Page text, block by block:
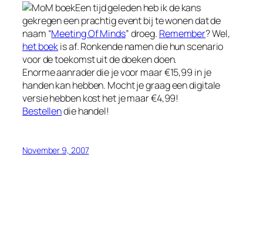
Een tijd geleden heb ik de kans
gekregen een prachtig event bij te wonen dat de
naam “Meeting Of Minds” droeg. Remember? Wel,
het boekis af. Ronkende namen die hun scenario
voor de toekomst uit de doeken doen.
Enorme aanrader die je voor maar €15,99 in je
handen kan hebben. Mocht je graag een digitale
versie hebben kost het je maar €4,99!
Bestellendie handel!
November 9, 2007